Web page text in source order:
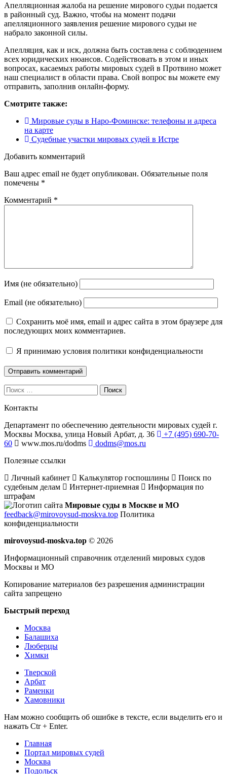
Апелляционная жалоба на решение мирового судьи подается
в районный суд. Важно, чтобы на момент подачи
апелляционного заявления решение мирового судьи не
набрало законной силы.
Апелляция, как и иск, должна быть составлена с соблюдением
всех юридических нюансов. Содействовать в этом и иных
вопросах, касаемых работы мировых судей в Протвино может
наш специалист в области права. Свой вопрос вы можете ему
отправить, заполнив онлайн-форму.
Смотрите также:
Мировые суды в Наро-Фоминске: телефоны и адреса
на карте
Судебные участки мировых судей в Истре
Добавить комментарий
Ваш адрес email не будет опубликован. Обязательные поля
помечены *
Комментарий *
Имя (не обязательно)
Email (не обязательно)
Сохранить моё имя, email и адрес сайта в этом браузере для
последующих моих комментариев.
Я принимаю условия политики конфиденциальности
Поиск
Контакты
Департамент по обеспечению деятельности мировых судей г.
Москвы Москва, улица Новый Арбат, д. 36
+7 (495) 690-70-
60
www.mos.ru/dodms
dodms@mos.ru
Полезные ссылки
Личный кабинет
Калькулятор госпошлины
Поиск по
судебным делам
Интернет-приемная
Информация по
штрафам
Мировые суды в Москве и МО
feedback@mirovoysud-moskva.top Политика
конфиденциальности
mirovoysud-moskva.top © 2026
Информационный справочник отделений мировых судов
Москвы и МО
Копирование материалов без разрешения администрации
сайта запрещено
Быстрый переход
Москва
Балашиха
Люберцы
Химки
Тверской
Арбат
Раменки
Хамовники
Нам можно сообщить об ошибке в тексте, если выделить его и
нажать Ctr + Enter.
Главная
Портал мировых судей
Москва
Подольск